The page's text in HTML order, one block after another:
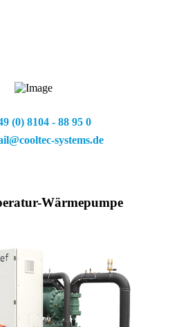
(0) 8104 - 88 95 0
systems.de
Wärmepumpe